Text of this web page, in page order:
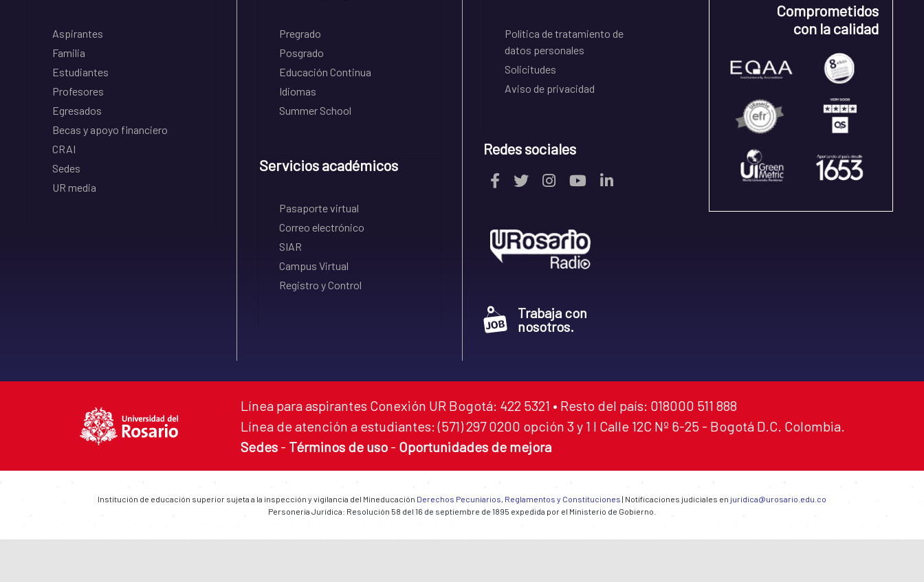
Aspirantes
Familia
Estudiantes
Profesores
Egresados
Becas y apoyo financiero
CRAI
Sedes
UR media
Pregrado
Posgrado
Educación Continua
Idiomas
Summer School
Servicios académicos
Pasaporte virtual
Correo electrónico
SIAR
Campus Virtual
Registro y Control
Política de tratamiento de
datos personales
Solicitudes
Aviso de privacidad
Redes sociales
Trabaja con
nosotros.
Comprometidos
con la calidad
Línea para aspirantes Conexión UR Bogotá: 422 5321 • Resto del país: 018000 511 888
Línea de atención a estudiantes: (571) 297 0200 opción 3 y 1 I Calle 12C Nº 6-25 - Bogotá D.C. Colombia.
Sedes - Términos de uso - Oportunidades de mejora
Institución de educación superior sujeta a la inspección y vigilancia del Mineducación Derechos Pecuniarios, Reglamentos y Constituciones | Notificaciones judiciales en juridica@urosario.edu.co
Personería Jurídica: Resolución 58 del 16 de septiembre de 1895 expedida por el Ministerio de Gobierno.